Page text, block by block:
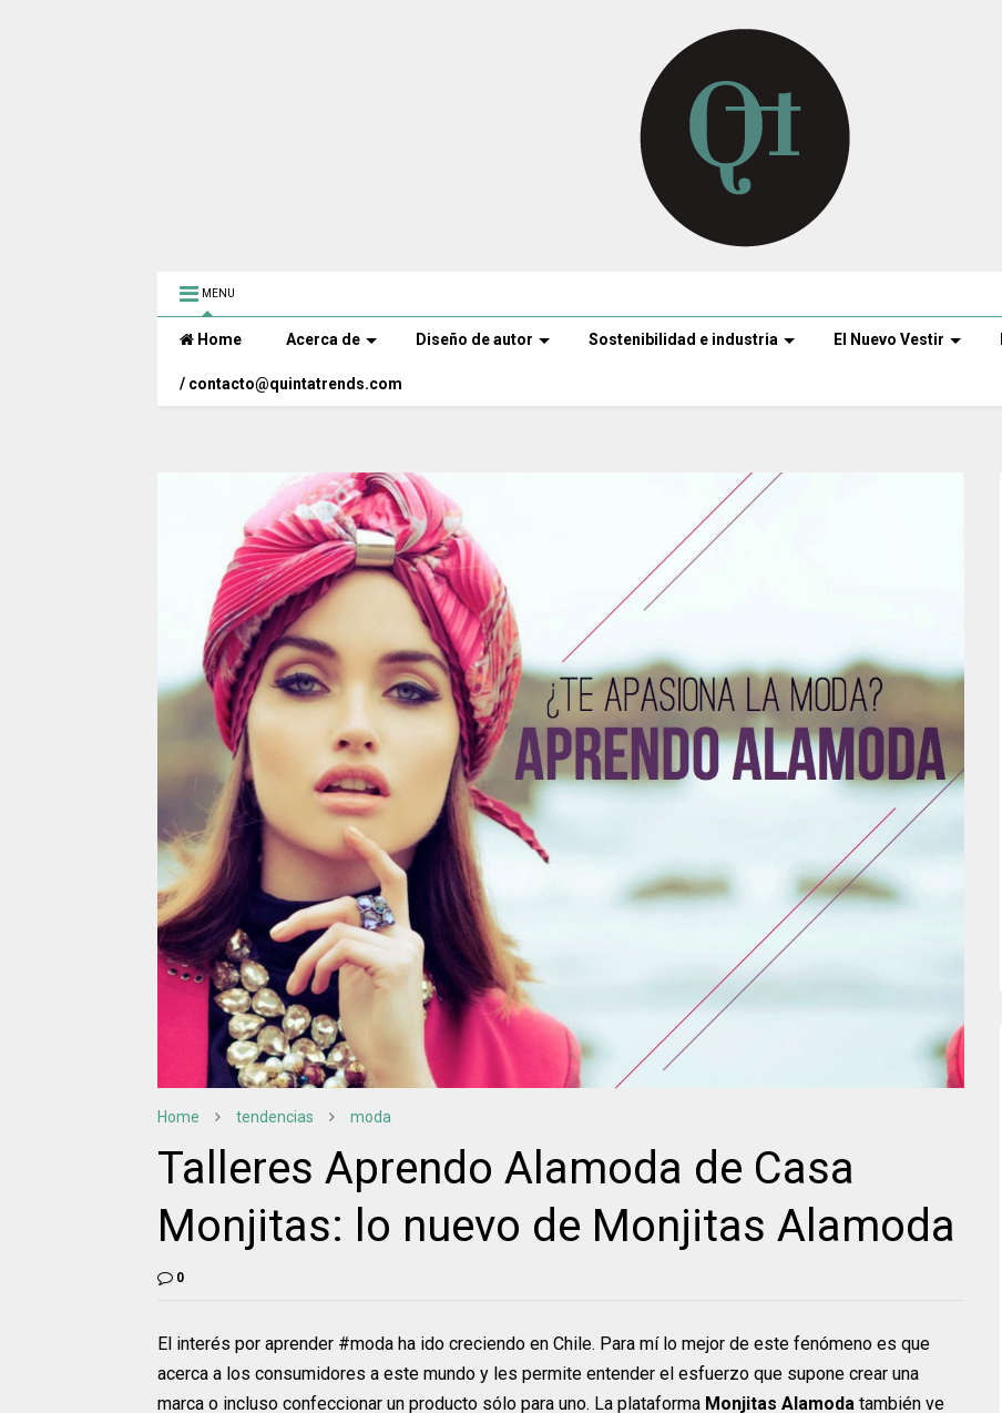
MENU
Home Acerca de Diseño de autor Sostenibilidad e industria El Nuevo Vestir
/ contacto@quintatrends.com
Home tendencias moda
Talleres Aprendo Alamoda de Casa
Monjitas: lo nuevo de Monjitas Alamoda
0
El interés por aprender #moda ha ido creciendo en Chile. Para mí lo mejor de este fenómeno es que
acerca a los consumidores a este mundo y les permite entender el esfuerzo que supone crear una
marca o incluso confeccionar un producto sólo para uno. La plataforma Monjitas Alamoda también ve